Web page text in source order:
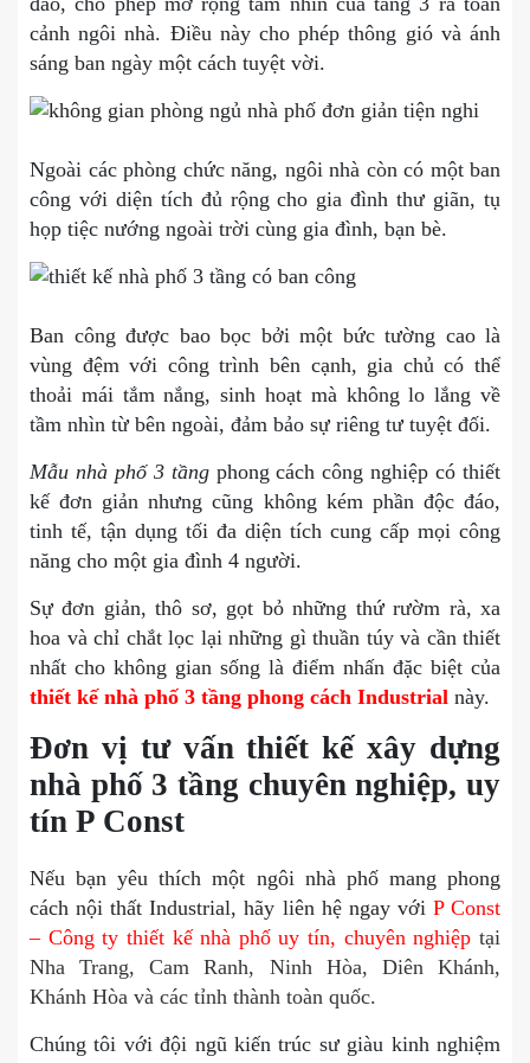
cảnh ngôi nhà. Điều này cho phép thông gió và ánh
sáng ban ngày một cách tuyệt vời.
Ngoài các phòng chức năng, ngôi nhà còn có một ban
công với diện tích đủ rộng cho gia đình thư giãn, tụ
họp tiệc nướng ngoài trời cùng gia đình, bạn bè.
Ban công được bao bọc bởi một bức tường cao là
vùng đệm với công trình bên cạnh, gia chủ có thể
thoải mái tắm nắng, sinh hoạt mà không lo lắng về
tầm nhìn từ bên ngoài, đảm bảo sự riêng tư tuyệt đối.
Mẫu nhà phố 3 tầngphong cách công nghiệp có thiết
kế đơn giản nhưng cũng không kém phần độc đáo,
tinh tế, tận dụng tối đa diện tích cung cấp mọi công
năng cho một gia đình 4 người.
Sự đơn giản, thô sơ, gọt bỏ những thứ rườm rà, xa
hoa và chỉ chắt lọc lại những gì thuần túy và cần thiết
nhất cho không gian sống là điểm nhấn đặc biệt của
thiết kế nhà phố 3 tầng phong cách Industrial này.
Đơn vị tư vấn thiết kế xây dựng
nhà phố 3 tầng chuyên nghiệp, uy
tín P Const
Nếu bạn yêu thích một ngôi nhà phố mang phong
cách nội thất Industrial, hãy liên hệ ngay với P Const
– Công ty thiết kế nhà phố uy tín, chuyên nghiệp tại
Nha Trang, Cam Ranh, Ninh Hòa, Diên Khánh,
Khánh Hòa và các tỉnh thành toàn quốc.
Chúng tôi với đội ngũ kiến trúc sư giàu kinh nghiệm